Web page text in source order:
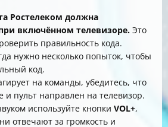
Ростелеком должна
включённом телевизоре. Это
правильность кода.
нужно несколько попыток, чтобы
код.
на команды, убедитесь, что
и пульт направлен на телевизор.
используйте кнопки VOL+,
отвечают за громкость и